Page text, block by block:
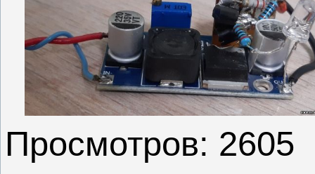
Просмотров: 2605